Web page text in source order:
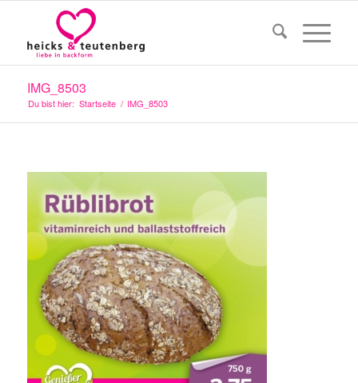
IMG_8503
Du bist hier: Startseite / IMG_8503